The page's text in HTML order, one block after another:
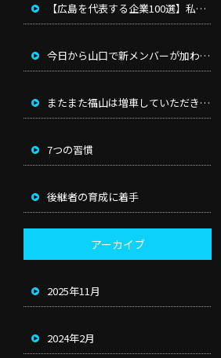
【広島を代表する企業100選】私たち日本貨物輸送が選ばれました！
今日から山口で新メンバーが加わり総勢14名となりました！
またまた福山は増車していただき３台になりました。
7つの習慣
後継者の育成に着手
アーカイブ
2025年11月
2024年2月